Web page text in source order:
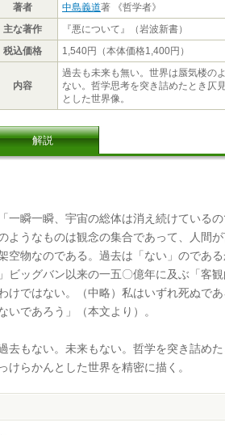
著者 中島義道著 《哲学者》
主な著作
『悪について』（岩波新書）
税込価格
1,540円（本体価格1,400円）
内容
過去も未来も無い。世界は蜃気楼の
ない。哲学思考を突き詰めたとき仄
とした世界像。
解説
一瞬一瞬、宇宙の総体は消え続けている
ようなものは観念の集合であって、人間
空物なのである。過去は「ない」のであ
ビッグバン以来の一五〇億年に及ぶ「客
けではない。（中略）私はいずれ死ぬで
いであろう」（本文より）。
去もない。未来もない。哲学を突き詰め
けらかんとした世界を精密に描く。